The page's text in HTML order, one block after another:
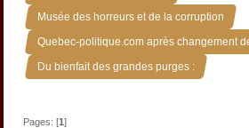
Musée des horreurs et de la corruption »
Quebec-politique.com après changement
Du bienfait des grandes purges :
Pages: [1]